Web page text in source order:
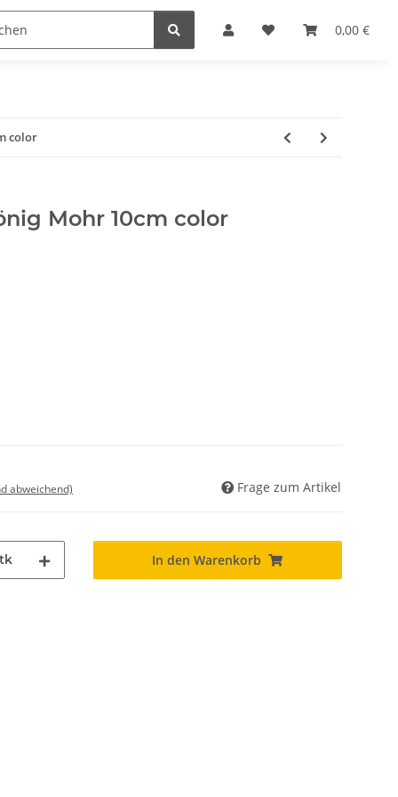
0,00 €
Krippenzubehör
color
Mohr 10cm color
abweichend) Frage zum Artikel
In den Warenkorb